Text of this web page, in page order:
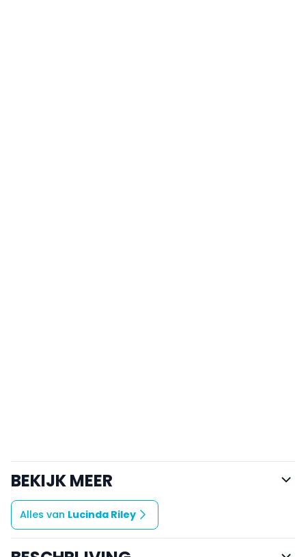
BEKIJK MEER
Alles van Lucinda Riley